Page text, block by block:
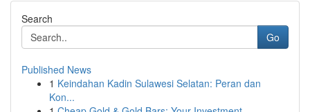
Search
Go
Published News
1 Keindahan Kadin Sulawesi Selatan: Peran dan
Kon...